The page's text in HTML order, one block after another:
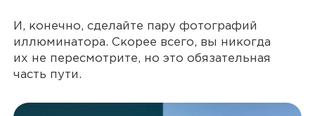
И, конечно, сделайте пару фотографий
иллюминатора. Скорее всего, вы никогда
их не пересмотрите, но это обязательная
часть пути.